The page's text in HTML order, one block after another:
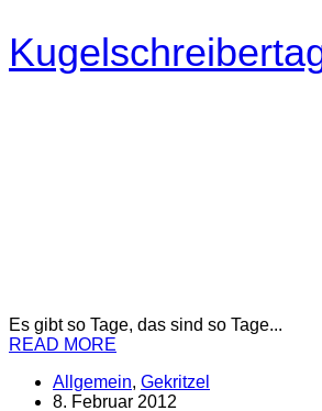
Es gibt so Tage, das sind so Tage...
READ MORE
Allgemein, Gekritzel
8. Februar 2012